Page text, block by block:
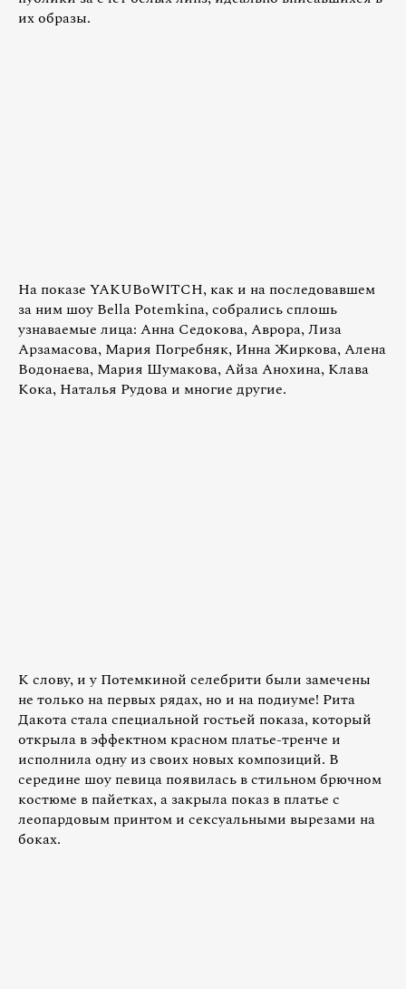
их образы.
На показе YAKUBoWITCH, как и на последовавшем
за ним шоу Bella Potemkina, собрались сплошь
узнаваемые лица: Анна Седокова, Аврора, Лиза
Арзамасова, Мария Погребняк, Инна Жиркова, Алена
Водонаева, Мария Шумакова, Айза Анохина, Клава
Кока, Наталья Рудова и многие другие.
К слову, и у Потемкиной селебрити были замечены
не только на первых рядах, но и на подиуме! Рита
Дакота стала специальной гостьей показа, который
открыла в эффектном красном платье-тренче и
исполнила одну из своих новых композиций. В
середине шоу певица появилась в стильном брючном
костюме в пайетках, а закрыла показ в платье с
леопардовым принтом и сексуальными вырезами на
боках.